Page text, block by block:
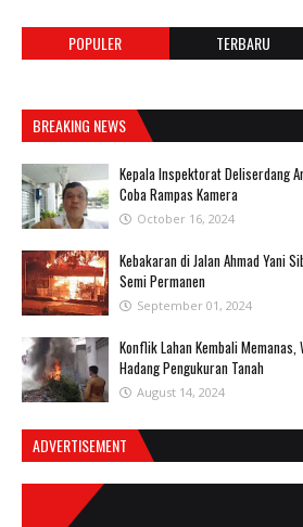
POPULER TERBARU
BREAKING NEWS
Kepala Inspektorat Deliserdang
Coba Rampas Kamera
October 16, 2024
Kebakaran di Jalan Ahmad Yani
Semi Permanen
September 01, 2024
Konflik Lahan Kembali Memanas,
Hadang Pengukuran Tanah
August 14, 2024
ADVERTISEMENT